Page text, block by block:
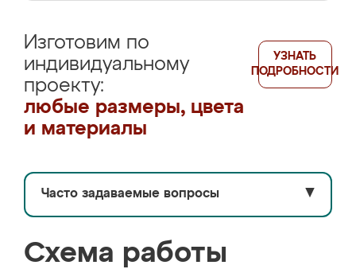
Изготовим по
индивидуальному
проекту:
любые размеры, цвета
и материалы
УЗНАТЬ
ПОДРОБНОСТИ
Часто задаваемые вопросы ▼
Схема работы